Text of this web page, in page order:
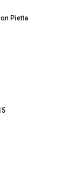
Pietta